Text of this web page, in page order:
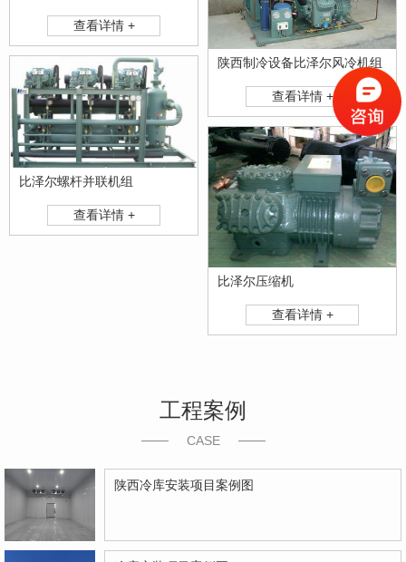
查看详情 +
陕西制冷设备比泽尔风冷机组
查看详情 +
比泽尔螺杆并联机组
查看详情 +
比泽尔压缩机
查看详情 +
工程案例
CASE
陕西冷库安装项目案例图